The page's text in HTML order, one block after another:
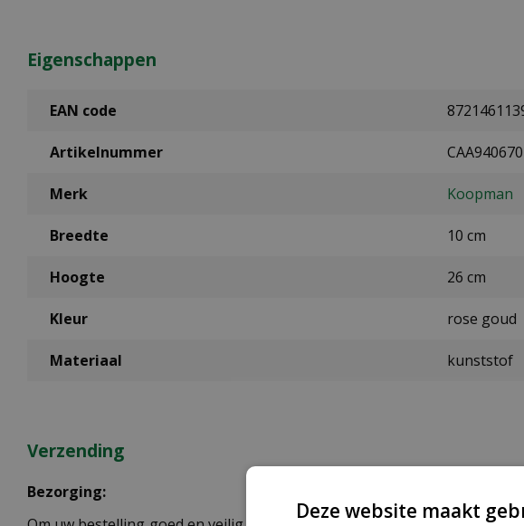
Eigenschappen
EAN code
Artikelnummer CAA940670
Merk Koopman
Breedte 10 cm
Hoogte 26 cm
Kleur rose goud
Materiaal kunststof
Verzending
Bezorging:
Deze website maakt